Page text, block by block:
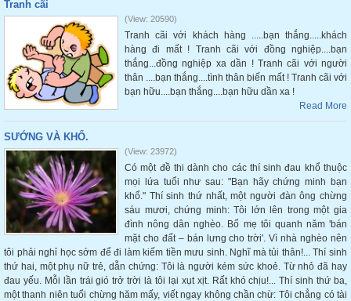
Tranh cãi
(View: 20590)
Tranh cãi với khách hàng .....bạn thắng.....khách
hàng đi mất ! Tranh cãi với đồng nghiệp....bạn
thắng...đồng nghiệp xa dần ! Tranh cãi với người
thân ....bạn thắng....tình thân biến mất ! Tranh cãi với
bạn hữu....bạn thắng....bạn hữu dần xa !
Read More
SƯỚNG VÀ KHỔ.
(View: 23972)
Có một đề thi dành cho các thí sinh đau khổ thuộc
mọi lứa tuổi như sau: "Bạn hãy chứng minh bạn
khổ." Thí sinh thứ nhất, một người đàn ông chừng
sáu mươi, chứng minh: Tôi lớn lên trong một gia
đình nông dân nghèo. Bố mẹ tôi quanh năm 'bán
mặt cho đất – bán lưng cho trời'. Vì nhà nghèo nên
tôi phải nghỉ học sớm để đi làm kiếm tiền mưu sinh. Nghĩ mà tủi thân!... Thí sinh
thứ hai, một phụ nữ trẻ, dẫn chứng: Tôi là người kém sức khoẻ. Từ nhỏ đã hay
đau yếu. Mỗi lần trái gió trở trời là tôi lại xụt xịt. Rất khó chịu!... Thí sinh thứ ba,
một thanh niên tuổi chừng hăm mấy, viết ngay không chần chừ: Tôi chẳng có tài